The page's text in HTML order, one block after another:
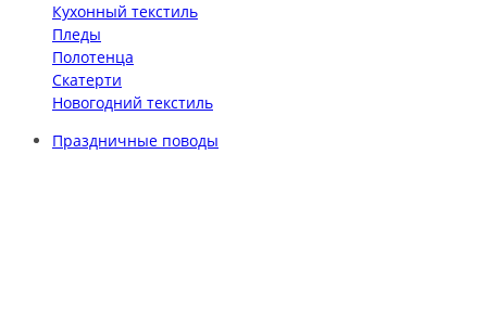
Кухонный текстиль
Пледы
Полотенца
Скатерти
Новогодний текстиль
Праздничные поводы